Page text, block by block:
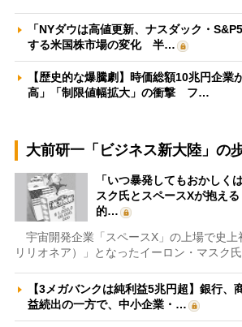
「NYダウは高値更新、ナスダック・
する米国株市場の変化 半…
【歴史的な爆騰劇】時価総額10兆円企業
高」「制限値幅拡大」の衝撃 フ…
大前研一「ビジネス新大陸」の
「いつ暴発してもおかしく
スク氏とスペースXが抱え
的…
宇宙開発企業「スペースX」の上場で史上
リリオネア）」となったイーロン・マスク
【3メガバンクは純利益5兆円超】銀行、
益続出の一方で、中小企業・…